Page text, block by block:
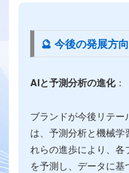
🔮 今後の発展方向
AIと予測分析の進化：
ブランドが今後リテ
は、予測分析と機械学
れらの進歩により、
を予測し、データに